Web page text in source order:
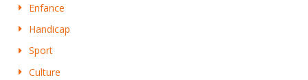
Enfance
Handicap
Sport
Culture